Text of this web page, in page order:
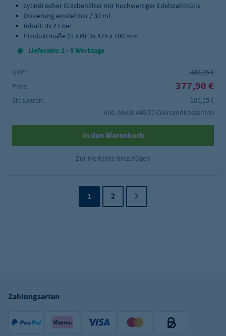
zylindrischer Glasbehälter mit hochwertiger Edelstahlhülle
Dosierung einstellbar / 30 ml
Inhalt: 3x 2 Liter
Produktmaße (H x Ø): 3x 475 x 100 mm
Lieferzeit: 2 - 5 Werktage
UVP²:
483,05 €
Preis:
377,90 €
Sie sparen:
105,15 €
inkl. MwSt.449,70 €Versandkostenfrei
In den Warenkorb
Zur Merkliste hinzufügen
1 2
Zahlungsarten